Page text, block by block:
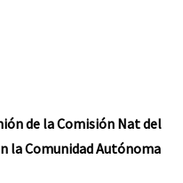
de la Comisión Nat del
la Comunidad Autónoma